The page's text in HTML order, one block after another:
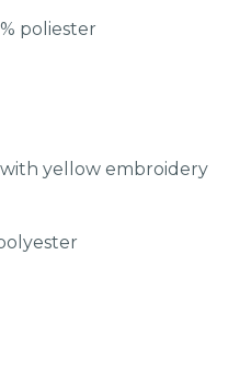
poliester
yellow embroidery